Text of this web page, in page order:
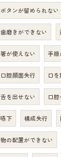
ボタンが留められない
歯磨きができない
箸が使えない 手順
口腔顔面失行 口
舌を出せない 口腔
嚥下 構成失行
物の配置ができない